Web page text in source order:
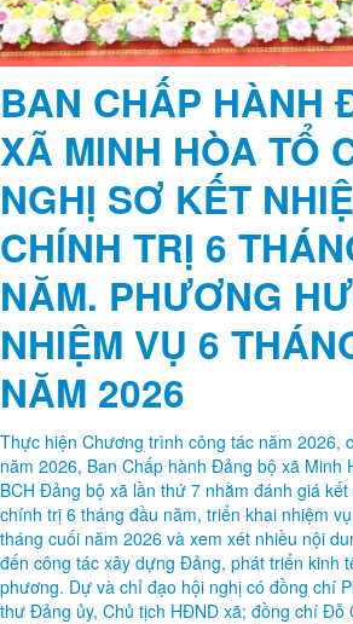
BAN CHẤP HÀNH
XÃ MINH HÒA TỔ
NGHỊ SƠ KẾT
CHÍNH TRỊ 6
NĂM. PHƯƠNG
NHIỆM VỤ 6
NĂM 2026
Thực hiện Chương trình công tác năm 2026,
năm 2026, Ban Chấp hành Đảng bộ xã Minh
chính trị 6 tháng đầu năm, triển khai nhiệm
tháng cuối năm 2026 và xem xét nhiều nội
đến công tác xây dựng Đảng, phát triển kinh
phương. Dự và chỉ đạo hội nghị có đồng chí
thư Đảng ủy, Chủ tịch HĐND xã; đồng chí Đỗ
Thường trực Đảng ủy cùng các đồng chí
ủy, Ban Chấp hành Đảng bộ xã, Ủy ban Kiểm
chi bộ, Trưởng thôn dân cư trên địa bàn xã.